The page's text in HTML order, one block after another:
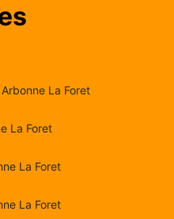
La Foret
La Foret
La Foret
La Foret